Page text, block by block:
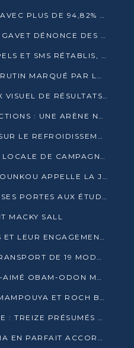
SASSOU N’GUESSO RÉÉLU AVEC PLUS DE 94,82% DES VOIX
PRÉSIDENTIELLE : DESTIN GAVET DÉNONCE DES IRRÉGULARITÉS ET REVENDIQUE LA VICTOIRE
PRÉSIDENTIELLE : LES APPELS ET SMS RÉTABLIS, INTERNET RESTE BLOQUÉ
PRÉSIDENTIELLE A : UN SCRUTIN MARQUÉ PAR LA COUPURE D’INTERNET ET UNE AFFLUENCE TIMIDE À BRAZZAVILLE
PRÉSIDENTIELLE : UN FAUX VISUEL DE RÉSULTATS CIRCULE
RÉSEAUX SOCIAUX ET ÉLECTIONS : UNE ARÈNE NUMÉRIQUE EN PLEINE MUTATION AU CONGO
À FREETOWN, MEER MISE SUR LE REFROIDISSEMENT PASSIF FACE À LA CHALEUR EXTRÊME
BOUEMBA : LA DIRECTION LOCALE DE CAMPAGNE DE DENIS SASSOU N’GUESSO MULTIPLIE LES ACTIVITÉS DE MOBILISATION
ROCH BREDIN BISSALA NKOUNKOU APPELLE LA JEUNESSE DE GOMA TSÉ-TSÉ À UN VOTE MASSIF POUR DENIS SASSOU NGUESSO
CONGO TERMINAL OUVRE SES PORTES AUX ÉTUDIANTS EN TRANSPORT ET LOGISTIQUE
MACKY SALL
TBC CÉLÈBRE LES FEMMES ET LEUR ENGAGEMENT À L’OCCASION DU 8 MARS
AGL CONGO RÉUSSIT LE TRANSPORT DE 19 MODULES HORS GABARIT ENTRE POINTE-NOIRE ET BRAZZAVILLE
GAMBOMA, ANTOINE BIEN-AIMÉ OBAM-ODON MOBILISE LES 32 148 ÉLECTEURS EN FAVEUR DE DENIS SASSOU NGUESSO
GOMA TSÉ-TSÉ : MATSON MAMPOUYA ET ROCH BREDIN BISSALA NKOUNKOU EN CAMPAGNE DE PROXIMITÉ
TRAFIC DE FAUNE SAUVAGE : TREIZE PRÉSUMÉS TRAFIQUANTS INTERPELLÉS AU CONGO EN 2025
LA LIKOUALA ET LA SANGHA EN PARFAIT ACCORD AVEC LE PROJET DE SOCIÉTÉ DU CANDIDAT DENIS SASSOU-N’GUESSO